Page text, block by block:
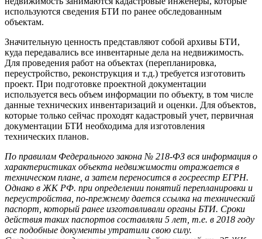
используются сведения БТИ по ранее обследованным
объектам.
Значительную ценность представляют собой архивы БТИ,
куда передавались все инвентарные дела на недвижимость.
Для проведения работ на объектах (перепланировка,
переустройство, реконструкция и т.д.) требуется изготовить
проект. При подготовке проектной документации
используется весь объем информации по объекту, в том числе
данные технических инвентаризаций и оценки. Для объектов,
которые только сейчас проходят кадастровый учет, первичная
документации БТИ необходима для изготовления
технических планов.
По правилам Федерального закона № 218-ФЗ вся информация о
характеристиках объекта недвижимости отражается в
техническом плане, а затем переносится в госреестр ЕГРН.
Однако в ЖК РФ. при определении понятий перепланировки и
переустройства, по-прежнему дается ссылка на технический
паспорт , который ранее изготавливали органы БТИ. Сроки
действия таких паспортов составляли 5 лет, т.е. в 2018 году
все подобные документы утратили свою силу.